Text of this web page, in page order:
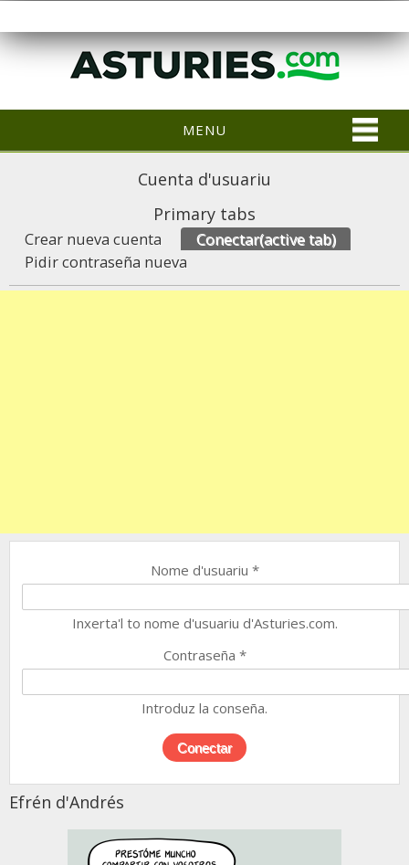
MENU
Cuenta d'usuariu
Primary tabs
Crear nueva cuenta Conectar(active tab)
Pidir contraseña nueva
Nome d'usuariu *
Inxerta'l to nome d'usuariu d'Asturies.com.
Contraseña *
Introduz la conseña.
Efrén d'Andrés